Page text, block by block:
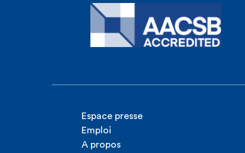
Espace presse
Emploi
A propos